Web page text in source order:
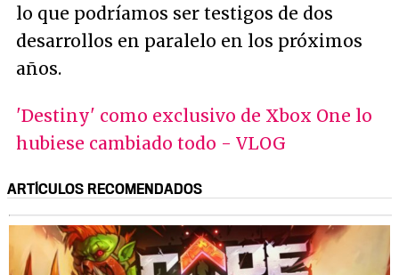
lo que podríamos ser testigos de dos
desarrollos en paralelo en los próximos
años.
'Destiny' como exclusivo de Xbox One lo
hubiese cambiado todo - VLOG
ARTÍCULOS RECOMENDADOS